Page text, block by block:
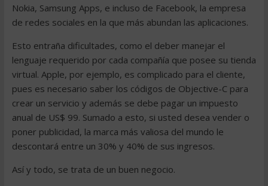
Nokia, Samsung Apps, e incluso de Facebook, la empresa
de redes sociales en la que más abundan las aplicaciones.
Esto entraña dificultades, como el deber manejar el
lenguaje requerido por cada compañía que posee su tienda
virtual. Apple, por ejemplo, es complicado para el cliente,
pues es necesario saber los códigos de Objective-C para
crear un servicio y además se debe pagar un impuesto
anual de US$ 99. Sumado a esto, si usted desea vender o
poner publicidad, la marca más valiosa del mundo le
descontará entre un 30% y 40% de sus ingresos.
Así y todo, se trata de un buen negocio.